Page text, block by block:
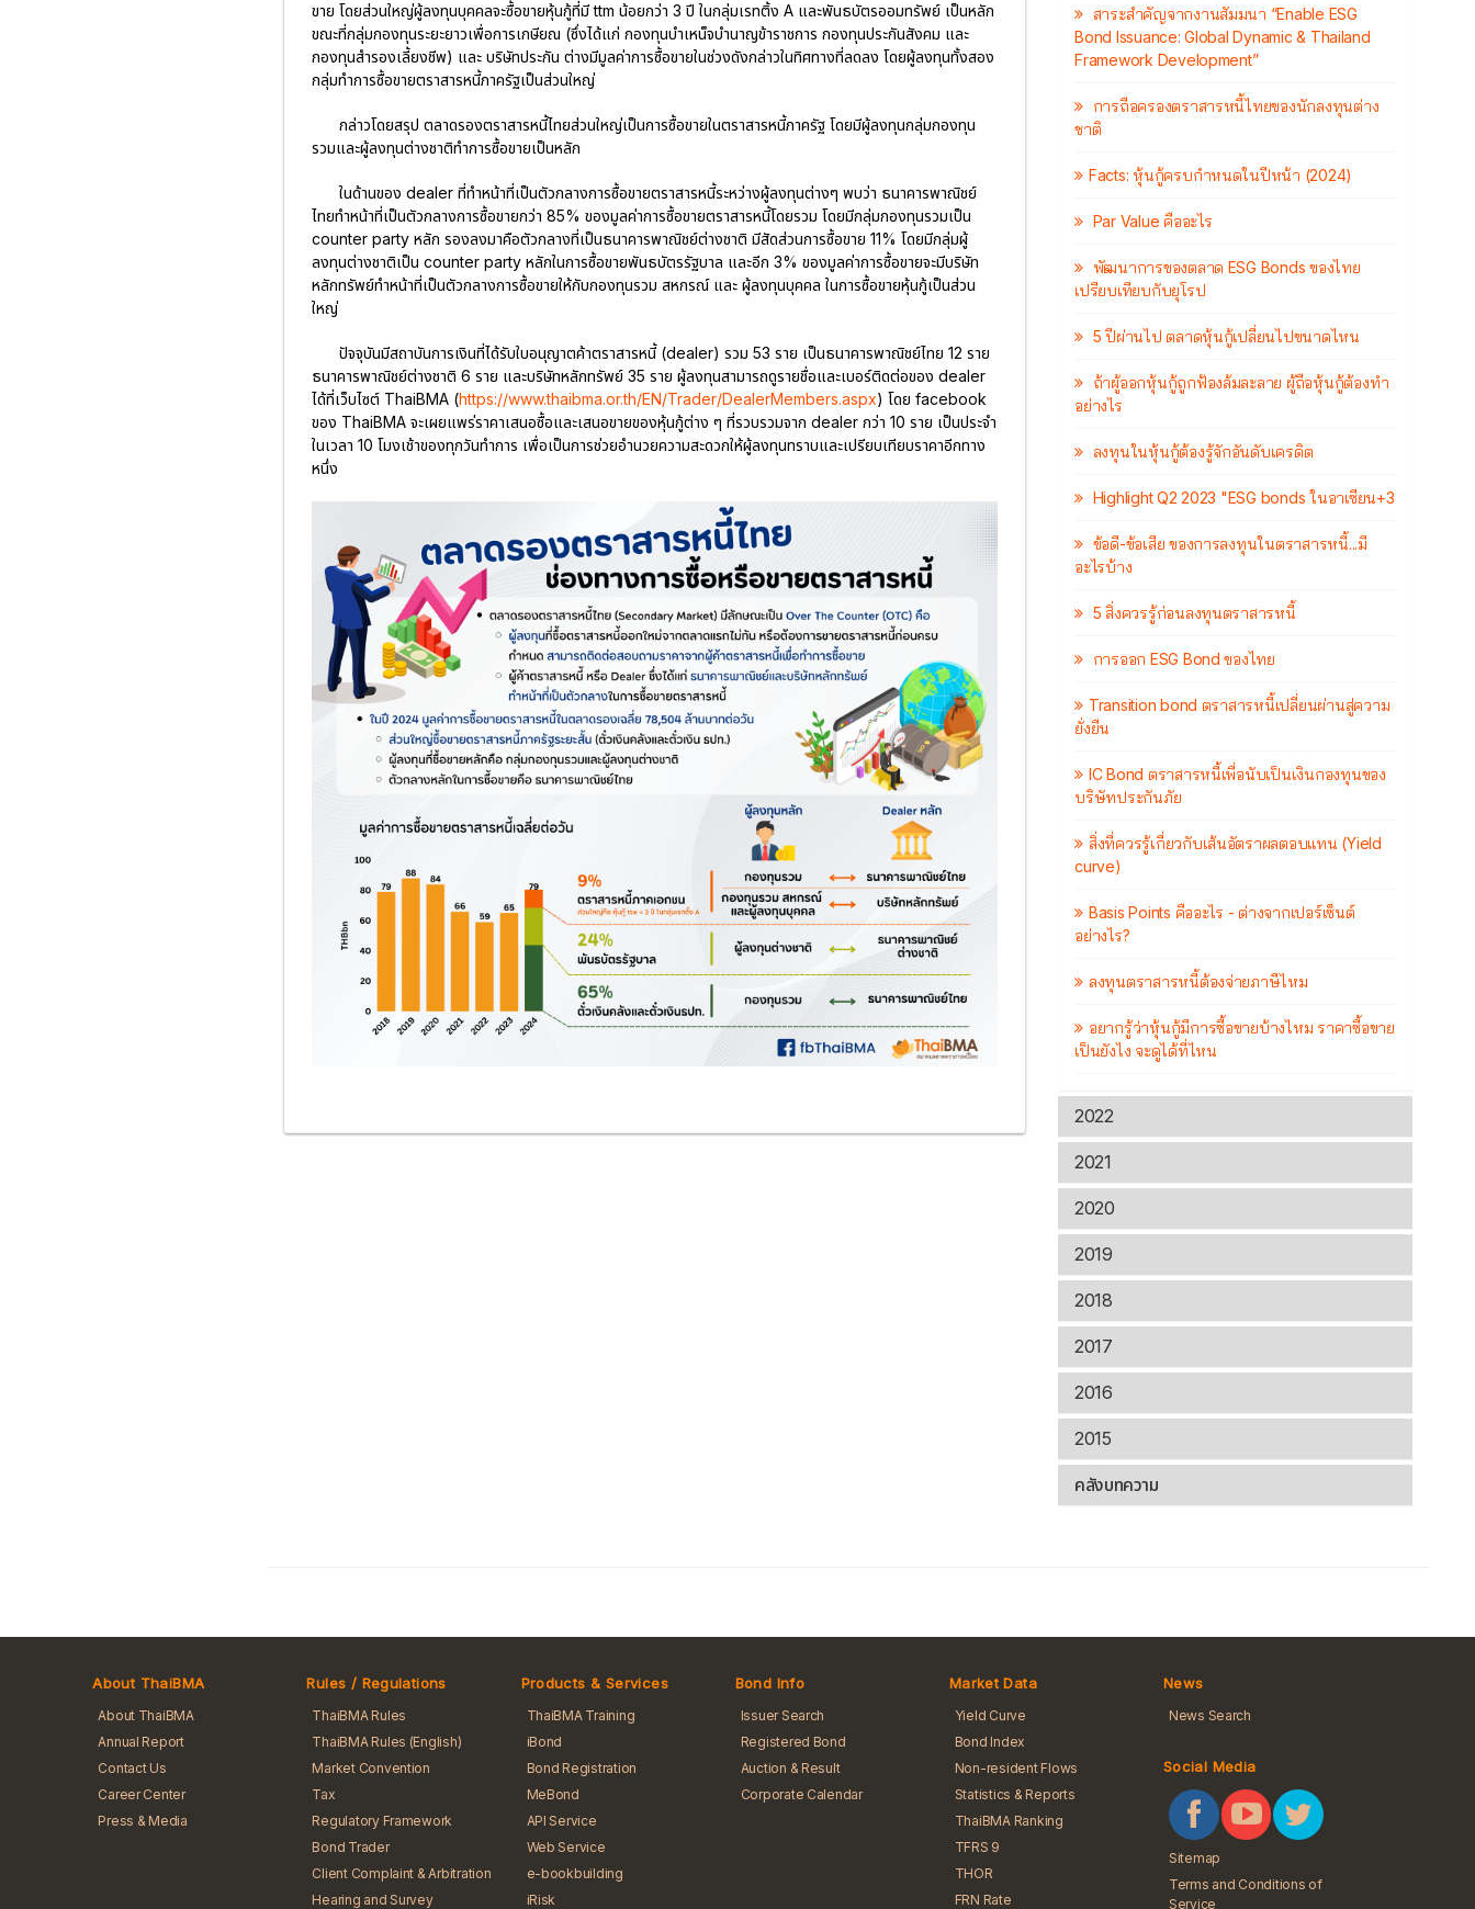
ขาย โดยส่วนใหญ่ผู้ลงทุนบุคคลจะซื้อขายหุ้นกู้ที่มี ttm น้อยกว่า 3 ปี ในกลุ่มเรทติ้ง A และพันธบัตรออมทรัพย์ เป็นหลัก
ขณะที่กลุ่มกองทุนระยะยาวเพื่อการเกษียณ (ซึ่งได้แก่ กองทุนบำเหน็จบำนาญข้าราชการ กองทุนประกันสังคม และ
กองทุนสำรองเลี้ยงชีพ) และ บริษัทประกัน ต่างมีมูลค่าการซื้อขายในช่วงดังกล่าวในทิศทางที่ลดลง โดยผู้ลงทุนทั้งสอง
กลุ่มทำการซื้อขายตราสารหนี้ภาครัฐเป็นส่วนใหญ่
กล่าวโดยสรุป ตลาดรองตราสารหนี้ไทยส่วนใหญ่เป็นการซื้อขายในตราสารหนี้ภาครัฐ โดยมีผู้ลงทุนกลุ่มกองทุน
รวมและผู้ลงทุนต่างชาติทำการซื้อขายเป็นหลัก
ในด้านของ dealer ที่ทำหน้าที่เป็นตัวกลางการซื้อขายตราสารหนี้ระหว่างผู้ลงทุนต่างๆ พบว่า ธนาคารพาณิชย์
ไทยทำหน้าที่เป็นตัวกลางการซื้อขายกว่า 85% ของมูลค่าการซื้อขายตราสารหนี้โดยรวม โดยมีกลุ่มกองทุนรวมเป็น
counter party หลัก รองลงมาคือตัวกลางที่เป็นธนาคารพาณิชย์ต่างชาติ มีสัดส่วนการซื้อขาย 11% โดยมีกลุ่มผู้
ลงทุนต่างชาติเป็น counter party หลักในการซื้อขายพันธบัตรรัฐบาล และอีก 3% ของมูลค่าการซื้อขายจะมีบริษัท
หลักทรัพย์ทำหน้าที่เป็นตัวกลางการซื้อขายให้กับกองทุนรวม สหกรณ์ และ ผู้ลงทุนบุคคล ในการซื้อขายหุ้นกู้เป็นส่วน
ใหญ่
ปัจจุบันมีสถาบันการเงินที่ได้รับใบอนุญาตค้าตราสารหนี้ (dealer) รวม 53 ราย เป็นธนาคารพาณิชย์ไทย 12 ราย
ธนาคารพาณิชย์ต่างชาติ 6 ราย และบริษัทหลักทรัพย์ 35 ราย ผู้ลงทุนสามารถดูรายชื่อและเบอร์ติดต่อของ dealer
ได้ที่เว็บไซต์ ThaiBMA (https://www.thaibma.or.th/EN/Trader/DealerMembers.aspx) โดย facebook
ของ ThaiBMA จะเผยแพร่ราคาเสนอซื้อและเสนอขายของหุ้นกู้ต่าง ๆ ที่รวบรวมจาก dealer กว่า 10 ราย เป็นประจำ
ในเวลา 10 โมงเช้าของทุกวันทำการ เพื่อเป็นการช่วยอำนวยความสะดวกให้ผู้ลงทุนทราบและเปรียบเทียบราคาอีกทาง
หนึ่ง
สาระสำคัญจากงานสัมมนา “Enable ESG
Bond Issuance: Global Dynamic & Thailand
Framework Development”
การถือครองตราสารหนี้ไทยของนักลงทุนต่าง
ชาติ
Facts: หุ้นกู้ครบกำหนดในปีหน้า (2024)
Par Value คืออะไร
พัฒนาการของตลาด ESG Bonds ของไทย
เปรียบเทียบกับยุโรป
5 ปีผ่านไป ตลาดหุ้นกู้เปลี่ยนไปขนาดไหน
ถ้าผู้ออกหุ้นกู้ถูกฟ้องล้มละลาย ผู้ถือหุ้นกู้ต้องทำ
อย่างไร
ลงทุนในหุ้นกู้ต้องรู้จักอันดับเครดิต
Highlight Q2 2023 "ESG bonds ในอาเซียน+3
ข้อดี-ข้อเสีย ของการลงทุนในตราสารหนี้...มี
อะไรบ้าง
5 สิ่งควรรู้ก่อนลงทุนตราสารหนี้
การออก ESG Bond ของไทย
Transition bond ตราสารหนี้เปลี่ยนผ่านสู่ความ
ยั่งยืน
IC Bond ตราสารหนี้เพื่อนับเป็นเงินกองทุนของ
บริษัทประกันภัย
สิ่งที่ควรรู้เกี่ยวกับเส้นอัตราผลตอบแทน (Yield
curve)
Basis Points คืออะไร - ต่างจากเปอร์เซ็นต์
อย่างไร?
ลงทุนตราสารหนี้ต้องจ่ายภาษีไหม
อยากรู้ว่าหุ้นกู้มีการซื้อขายบ้างไหม ราคาซื้อขาย
เป็นยังไง จะดูได้ที่ไหน
2022
2021
2020
2019
2018
2017
2016
2015
คลังบทความ
About ThaiBMA
About ThaiBMA
Annual Report
Contact Us
Career Center
Press & Media
Rules / Regulations
ThaiBMA Rules
ThaiBMA Rules (English)
Market Convention
Tax
Regulatory Framework
Bond Trader
Client Complaint & Arbitration
Hearing and Survey
Products & Services
ThaiBMA Training
iBond
Bond Registration
MeBond
API Service
Web Service
e-bookbuilding
iRisk
Bond Info
Issuer Search
Registered Bond
Auction & Result
Corporate Calendar
Market Data
Yield Curve
Bond Index
Non-resident Flows
Statistics & Reports
ThaiBMA Ranking
TFRS 9
THOR
FRN Rate
News
News Search
Social Media
Sitemap
Terms and Conditions of
Service